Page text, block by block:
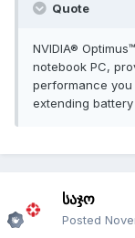
Quote
NVIDIA®
notebook PC,
performance
extending
საჯო
Posted